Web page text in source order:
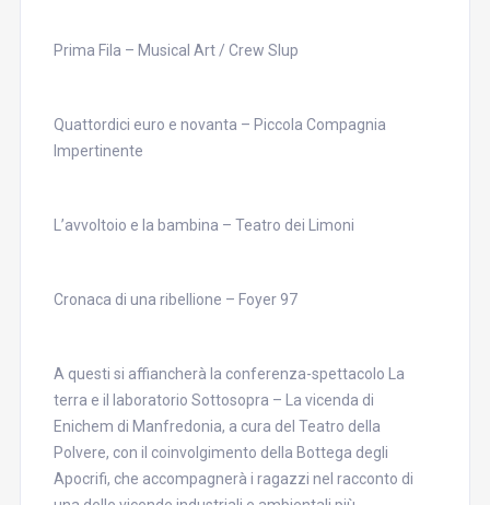
Prima Fila – Musical Art / Crew Slup
Quattordici euro e novanta – Piccola Compagnia
Impertinente
L’avvoltoio e la bambina – Teatro dei Limoni
Cronaca di una ribellione – Foyer 97
A questi si affiancherà la conferenza-spettacolo La
terra e il laboratorio Sottosopra – La vicenda di
Enichem di Manfredonia, a cura del Teatro della
Polvere, con il coinvolgimento della Bottega degli
Apocrifi, che accompagnerà i ragazzi nel racconto di